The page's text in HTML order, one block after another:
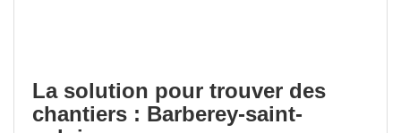
La solution pour trouver des
chantiers : Barberey-saint-